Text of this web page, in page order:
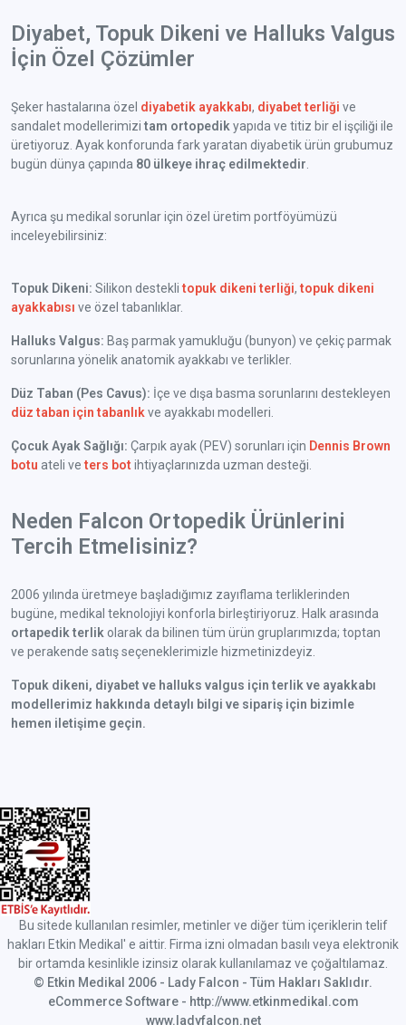
Diyabet, Topuk Dikeni ve Halluks Valgus
İçin Özel Çözümler
Şeker hastalarına özel diyabetik ayakkabı, diyabet terliği ve
sandalet modellerimizi tam ortopedik yapıda ve titiz bir el işçiliği ile
üretiyoruz. Ayak konforunda fark yaratan diyabetik ürün grubumuz
bugün dünya çapında 80 ülkeye ihraç edilmektedir
Ayrıca şu medikal sorunlar için özel üretim portföyümüzü
inceleyebilirsiniz:
Topuk Dikeni: Silikon desteklitopuk dikeni terliği,topuk dikeni
ayakkabısı ve özel tabanlıklar.
Halluks Valgus: Baş parmak yamukluğu (bunyon) ve çekiç parmak
sorunlarına yönelik anatomik ayakkabı ve terlikler.
Düz Taban (Pes Cavus): İçe ve dışa basma sorunlarını destekleyen
düz taban için tabanlık ve ayakkabı modelleri.
Çocuk Ayak Sağlığı: Çarpık ayak (PEV) sorunları için Dennis Brown
botu ateli veters bot ihtiyaçlarınızda uzman desteği.
Neden Falcon Ortopedik Ürünlerini
Tercih Etmelisiniz?
2006 yılında üretmeye başladığımız zayıflama terliklerinden
bugüne, medikal teknolojiyi konforla birleştiriyoruz. Halk arasında
ortapedik terlik olarak da bilinen tüm ürün gruplarımızda; toptan
ve perakende satış seçeneklerimizle hizmetinizdeyiz.
Topuk dikeni, diyabet ve halluks valgus için terlik ve ayakkabı
modellerimiz hakkında detaylı bilgi ve sipariş için bizimle
hemen iletişime geçin.
Bu sitede kullanılan resimler, metinler ve diğer tüm içeriklerin telif
hakları Etkin Medikal' e aittir. Firma izni olmadan basılı veya elektronik
bir ortamda kesinlikle izinsiz olarak kullanılamaz ve çoğaltılamaz.
© Etkin Medikal 2006 - Lady Falcon - Tüm Hakları Saklıdır.
eCommerce Software - http://www.etkinmedikal.com
www.ladyfalcon.net